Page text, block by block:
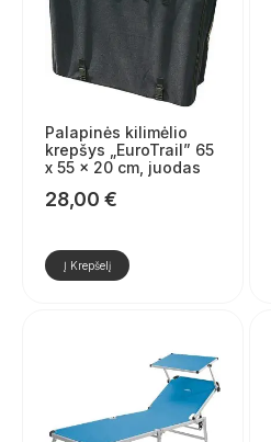
Palapinės kilimėlio
krepšys „EuroTrail” 65
x 55 x 20 cm, juodas
28,00 €
Į Krepšelį